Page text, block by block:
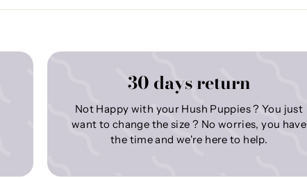
30 days return
Not Happy with your Hush Puppies ? You just
want to change the size ? No worries, you have
the time and we're here to help.